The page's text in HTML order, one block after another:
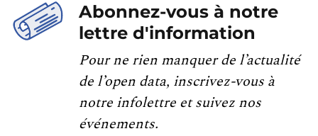
Abonnez-vous à notre
lettre d'information
Pour ne rien manquer de l’actualité
de l’open data, inscrivez-vous à
notre infolettre et suivez nos
événements.